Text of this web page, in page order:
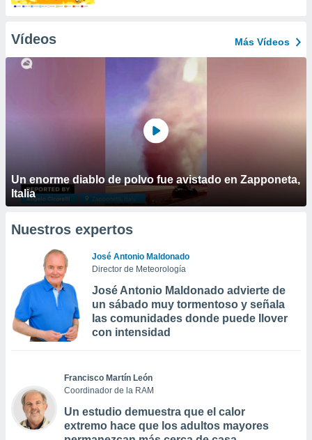
Vídeos Más Vídeos
Un enorme diablo de polvo fue avistado en Zapponeta,
Italia
Nuestros expertos
José Antonio Maldonado
Director de Meteorología
José Antonio Maldonado advierte de
un sábado muy tormentoso y señala
las comunidades donde puede llover
con intensidad
Francisco Martín León
Coordinador de la RAM
Un estudio demuestra que el calor
extremo hace que los adultos mayores